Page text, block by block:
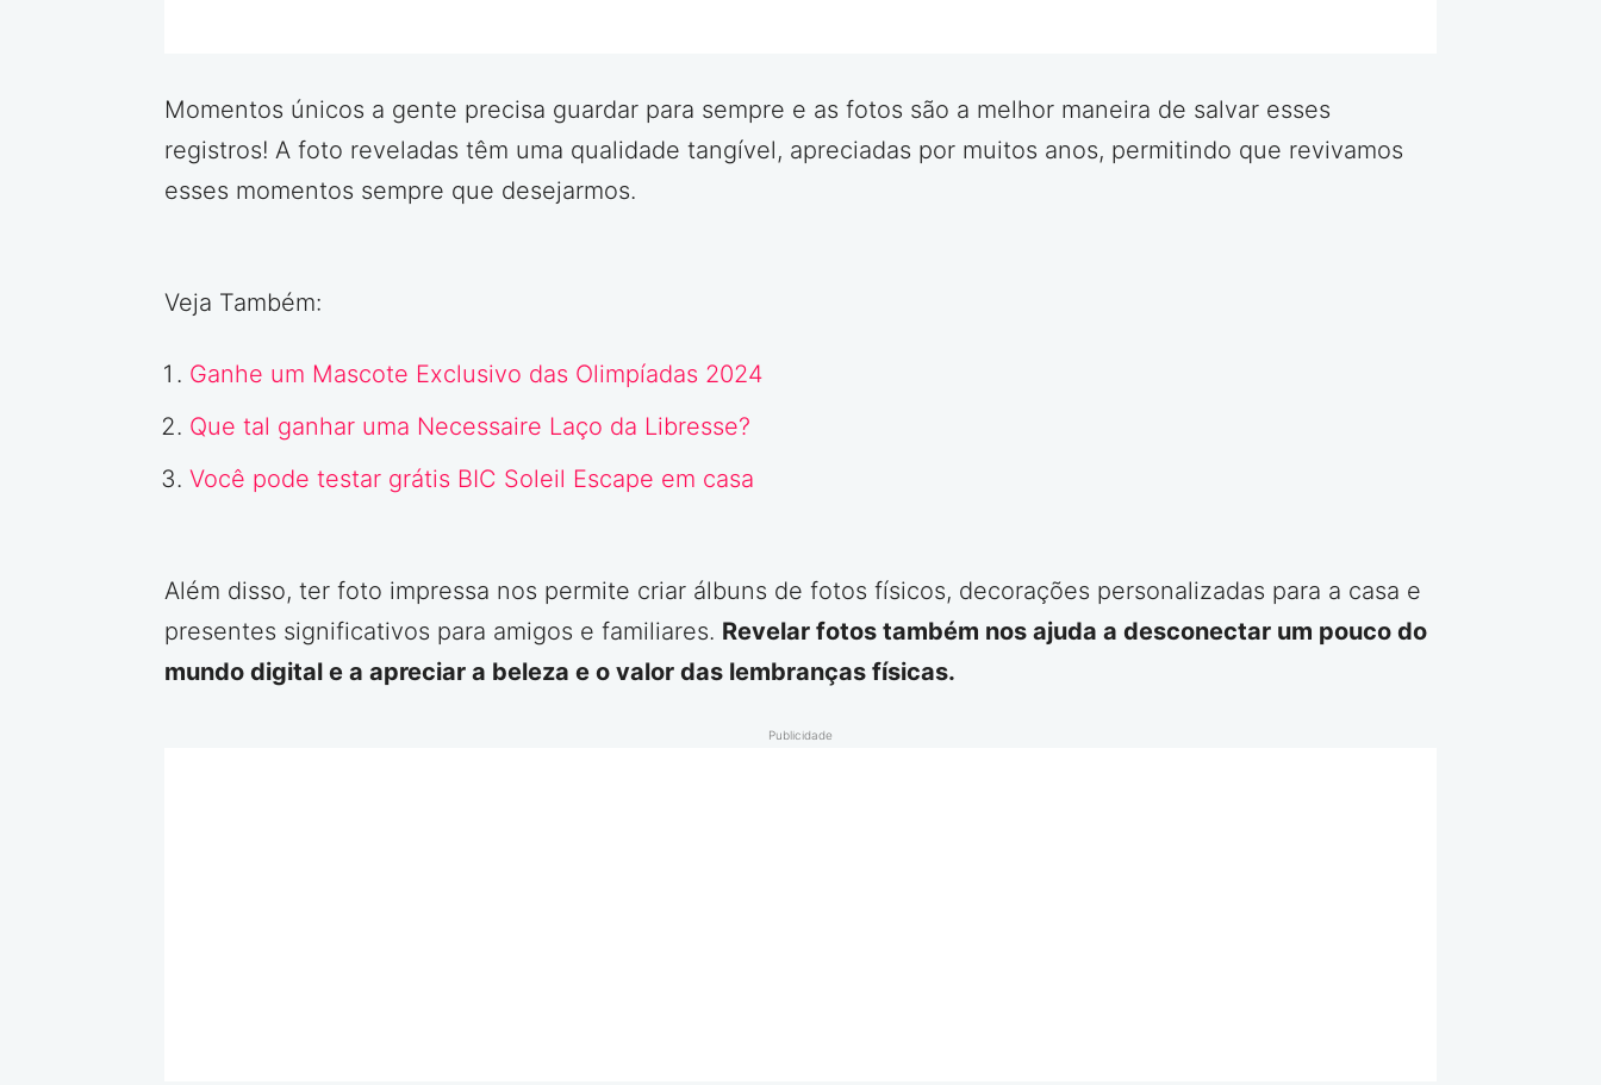
Momentos únicos a gente precisa guardar para sempre e as fotos são a melhor maneira de salvar esses
registros! A foto reveladas têm uma qualidade tangível, apreciadas por muitos anos, permitindo que revivamos
esses momentos sempre que desejarmos.
Veja Também:
Ganhe um Mascote Exclusivo das Olimpíadas 2024
Que tal ganhar uma Necessaire Laço da Libresse?
Você pode testar grátis BIC Soleil Escape em casa
Além disso, ter foto impressa nos permite criar álbuns de fotos físicos, decorações personalizadas para a casa e
presentes significativos para amigos e familiares. Revelar fotos também nos ajuda a desconectar um pouco do
mundo digital e a apreciar a beleza e o valor das lembranças físicas.
Publicidade